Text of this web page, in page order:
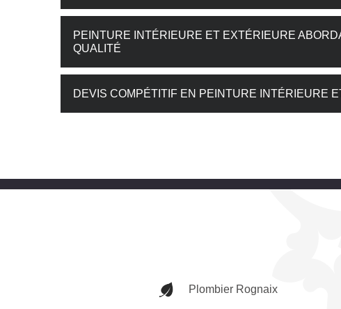
PEINTURE INTÉRIEURE ET EXTÉRIEURE
QUALITÉ
DEVIS COMPÉTITIF EN PEINTURE INTÉRIEURE
Plombier Rognaix